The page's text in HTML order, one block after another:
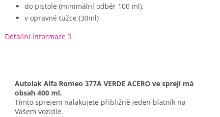
do pistole (minimální odběr 100 ml),
v opravné tužce (30ml)
Detailní informace
Autolak Alfa Romeo 377A VERDE ACERO ve spreji má
obsah 400 ml.
Tímto sprejem nalakujete přibližně jeden blatník na
Vašem vozidle.